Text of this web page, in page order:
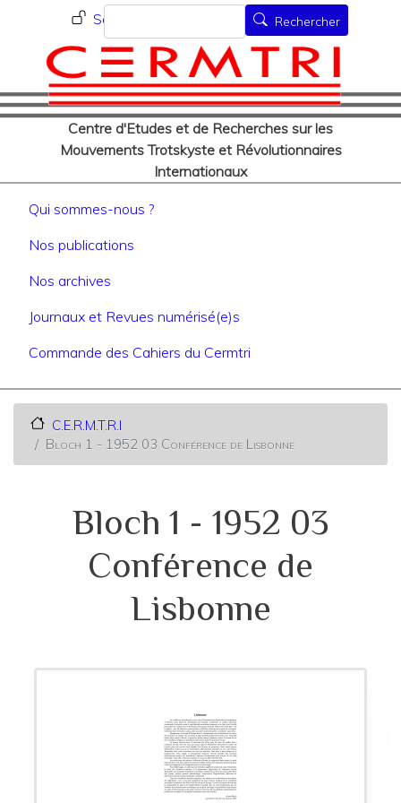
au
contenu
principal
Menu du compte de
Se connecter
Centre d'Etudes et de Recherches sur les
Mouvements Trotskyste et Révolutionnaires
Internationaux
Rechercher Rechercher
Navigation principale
Qui sommes-nous ?
Nos publications
Nos archives
Journaux et Revues numérisé(e)s
Commande des Cahiers du Cermtri
C.E.R.M.T.R.I
Bloch 1 - 1952 03 Conférence de Lisbonne
Bloch 1 - 1952 03
Conférence de
Lisbonne